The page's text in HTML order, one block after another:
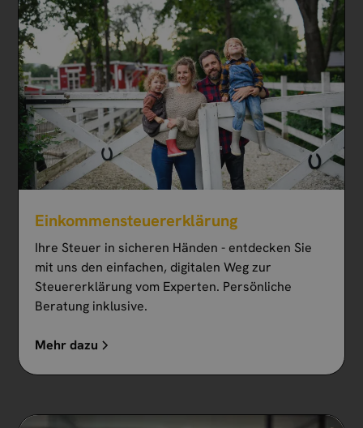
Einkommen­steuer­erklärung
Ihre Steuer in sicheren Händen - entdecken Sie
mit uns den einfachen, digitalen Weg zur
Steuererklärung vom Experten. Persönliche
Beratung inklusive.
Mehr dazu